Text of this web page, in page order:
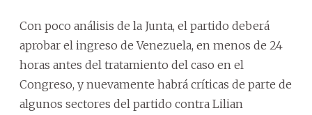
Con poco análisis de la Junta, el partido deberá
aprobar el ingreso de Venezuela, en menos de 24
horas antes del tratamiento del caso en el
Congreso, y nuevamente habrá críticas de parte de
algunos sectores del partido contra Lilian